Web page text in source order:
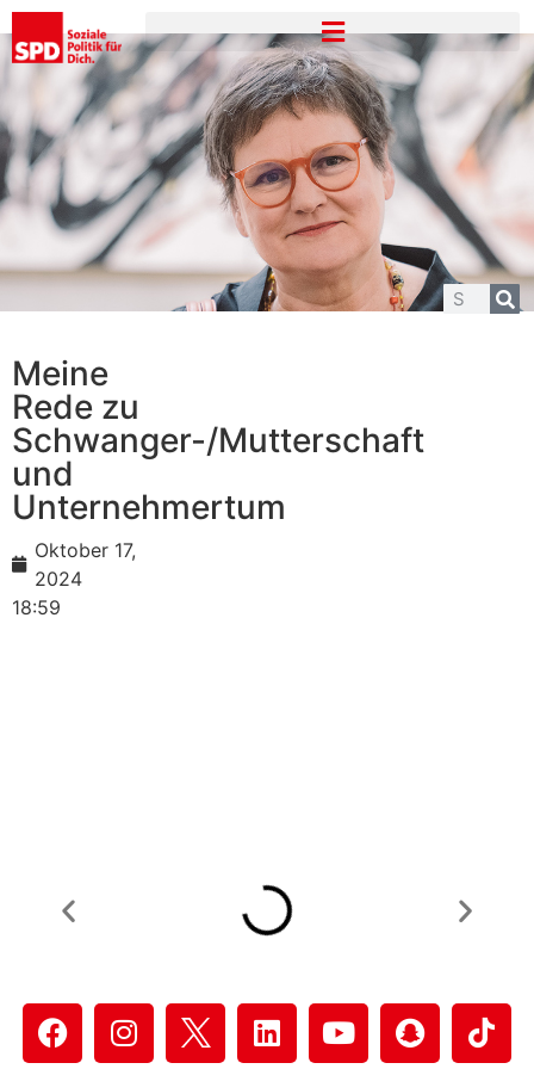
Meine
Rede zu
Schwanger-/Mutterschaft
und
Unternehmertum
Oktober 17,
2024
18:59